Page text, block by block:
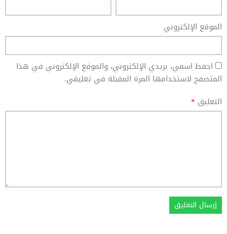
الموقع الإلكتروني
احفظ اسمي، بريدي الإلكتروني، والموقع الإلكتروني في هذا
المتصفح لاستخدامها المرة المقبلة في تعليقي.
التعليق *